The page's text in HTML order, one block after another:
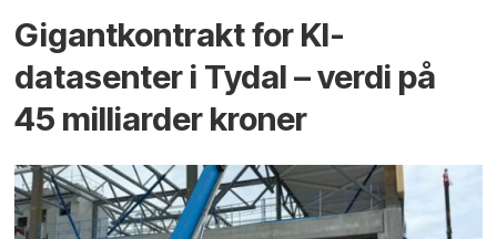
Gigantkontrakt for KI-
datasenter i Tydal – verdi på
45 milliarder kroner